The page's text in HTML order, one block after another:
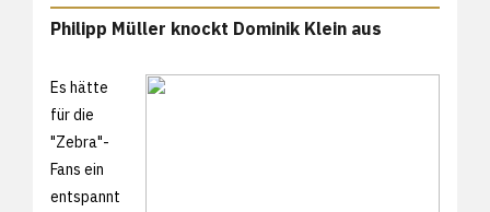
Philipp Müller knockt Dominik Klein aus
Es hätte
für die
"Zebra"-
Fans ein
entspannt